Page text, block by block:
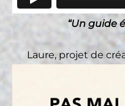
“Un guide
Laure, projet de